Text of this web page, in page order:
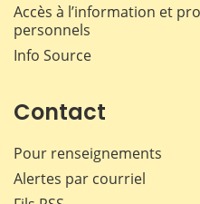
Accès à l’information et
personnels
Info Source
Contact
Pour renseignements
Alertes par courriel